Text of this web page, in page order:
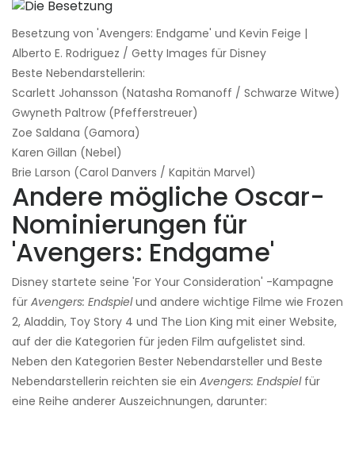
Besetzung von 'Avengers: Endgame' und Kevin Feige |
Alberto E. Rodriguez / Getty Images für Disney
Beste Nebendarstellerin:
Scarlett Johansson (Natasha Romanoff / Schwarze Witwe)
Gwyneth Paltrow (Pfefferstreuer)
Zoe Saldana (Gamora)
Karen Gillan (Nebel)
Brie Larson (Carol Danvers / Kapitän Marvel)
Andere mögliche Oscar-
Nominierungen für
'Avengers: Endgame'
Disney startete seine 'For Your Consideration' -Kampagne
für Avengers: Endspielund andere wichtige Filme wie Frozen
2, Aladdin, Toy Story 4 und The Lion King mit einer Website,
auf der die Kategorien für jeden Film aufgelistet sind.
Neben den Kategorien Bester Nebendarsteller und Beste
Nebendarstellerin reichten sie ein Avengers: Endspielfür
eine Reihe anderer Auszeichnungen, darunter: